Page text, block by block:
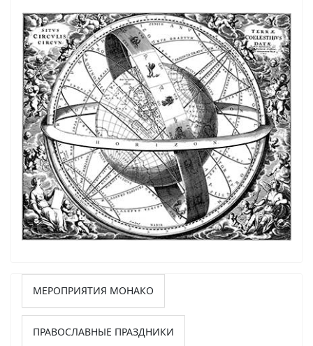
МЕРОПРИЯТИЯ МОНАКО
ПРАВОСЛАВНЫЕ ПРАЗДНИКИ